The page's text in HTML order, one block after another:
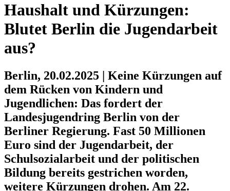
Haushalt und Kürzungen:
Blutet Berlin die Jugendarbeit
aus?
Berlin, 20.02.2025 | Keine Kürzungen auf
dem Rücken von Kindern und
Jugendlichen: Das fordert der
Landesjugendring Berlin von der
Berliner Regierung. Fast 50 Millionen
Euro sind der Jugendarbeit, der
Schulsozialarbeit und der politischen
Bildung bereits gestrichen worden,
weitere Kürzungen drohen. Am 22.